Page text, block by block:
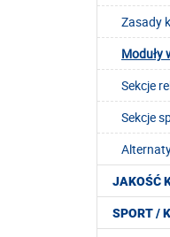
Zasady
Moduły
Sekcje
Sekcje
JAKOŚĆ
SPORT /